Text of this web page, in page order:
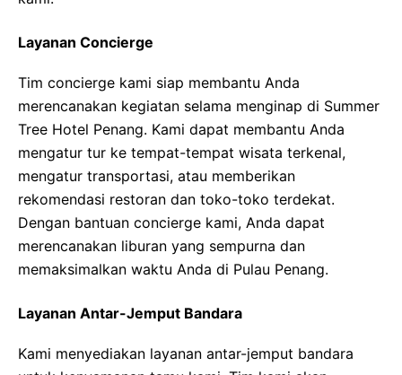
Layanan Concierge
Tim concierge kami siap membantu Anda
merencanakan kegiatan selama menginap di Summer
Tree Hotel Penang. Kami dapat membantu Anda
mengatur tur ke tempat-tempat wisata terkenal,
mengatur transportasi, atau memberikan
rekomendasi restoran dan toko-toko terdekat.
Dengan bantuan concierge kami, Anda dapat
merencanakan liburan yang sempurna dan
memaksimalkan waktu Anda di Pulau Penang.
Layanan Antar-Jemput Bandara
Kami menyediakan layanan antar-jemput bandara